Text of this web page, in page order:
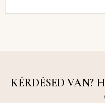
KÉRDÉSED VAN?